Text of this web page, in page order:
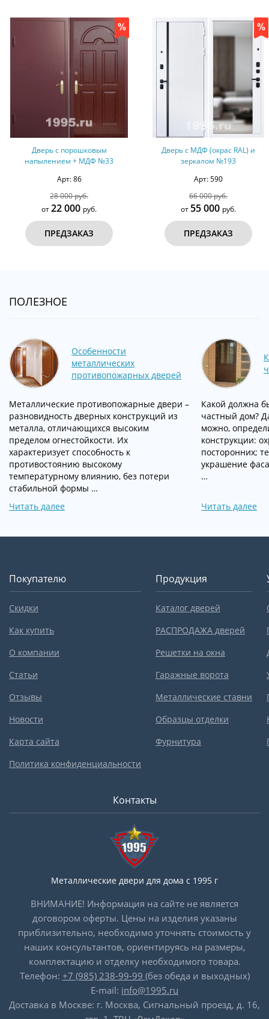
Дверь с МДФ (окрас RAL) и
зеркалом №193
Арт: 590
66 000 руб.
от55 000руб.
ПРЕДЗАКАЗ
Дверь с терморазрывом с
окрашенным по RAL и
Арт: 339
65 000 руб.
от57 000руб.
ПРЕДЗАКАЗ
ПОЛЕЗНОЕ
Особенности
металлических
противопожарных дверей
Металлические противопожарные двери –
разновидность дверных конструкций из
металла, отличающихся высоким
пределом огнестойкости. Их
характеризует способность к
противостоянию высокому
температурному влиянию, без потери
стабильной формы …
Читать далее
Какой должна
частный дом?
можно,
конструкции:
посторонних;
украшение
…
Читать далее
Покупателю
Скидки
Как купить
О компании
Статьи
Отзывы
Новости
Карта сайта
Политика конфиденциальности
Продукция
Каталог дверей
РАСПРОДАЖА дверей
Решетки на окна
Гаражные ворота
Металлические ставни
Образцы отделки
Фурнитура
Контакты
Металлические двери для дома с 1995 г
ВНИМАНИЕ! Информация на сайте не является
договором оферты. Цены на изделия указаны
приблизительно, необходимо уточнять стоимость у
наших консультантов, ориентируясь на размеры,
комплектацию и отделку необходимого товара.
Телефон: +7 (985) 238-99-99 (без обеда и выходных)
E-mail: info@1995.ru
Доставка в Москве: г. Москва, Сигнальный проезд, д. 16,